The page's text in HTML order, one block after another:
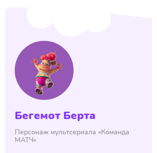
Бегемот Берта
Персонаж мультсериала «Команда
МАТЧ»